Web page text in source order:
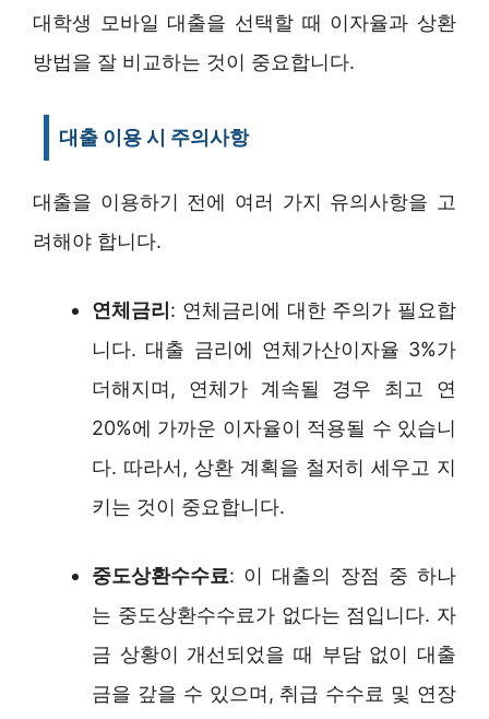
대학생 모바일 대출을 선택할 때 이자율과 상환
방법을 잘 비교하는 것이 중요합니다.
대출 이용 시 주의사항
대출을 이용하기 전에 여러 가지 유의사항을 고
려해야 합니다.
연체금리: 연체금리에 대한 주의가 필요합
니다. 대출 금리에 연체가산이자율 3%가
더해지며, 연체가 계속될 경우 최고 연
20%에 가까운 이자율이 적용될 수 있습니
다. 따라서, 상환 계획을 철저히 세우고 지
키는 것이 중요합니다.
중도상환수수료: 이 대출의 장점 중 하나
는 중도상환수수료가 없다는 점입니다. 자
금 상황이 개선되었을 때 부담 없이 대출
금을 갚을 수 있으며, 취급 수수료 및 연장